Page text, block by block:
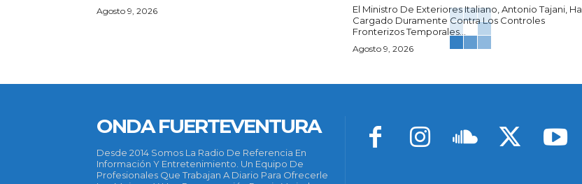
Agosto 9, 2026
El Ministro De Exteriores Italiano, Antonio Tajani, Ha
Cargado Duramente Contra Los Controles
Fronterizos Temporales...
Agosto 9, 2026
ONDA FUERTEVENTURA
Desde 2014 Somos La Radio De Referencia En
Información Y Entretenimiento. Un Equipo De
Profesionales Que Trabajan A Diario Para Ofrecerle